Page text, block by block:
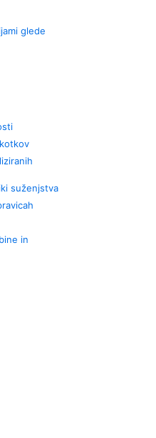
glede
suženjstva
in